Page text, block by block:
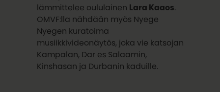
lämmittelee oululainen
Lara Kaaos
OMVF:lla nähdään myös Nyege
Nyegen kuratoima
musiikkivideonäytös, joka vie katsojan
Kampalan, Dar es Salaamin,
Kinshasan ja Durbanin kaduille.